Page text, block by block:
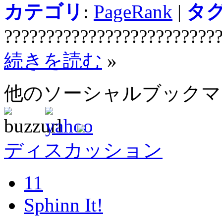
カテゴリ : PageRank | タ
続きを読む »
他のソーシャルブック
ディスカッション
11
Sphinn It!